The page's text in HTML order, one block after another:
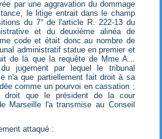
par une aggravation du dommage
le litige entrait dans le champ
du 7° de l'article R. 222-13 du
et du deuxième alinéa de
code et était donc au nombre de
administratif statue en premier et
de là que la requête de Mme A...
jugement par lequel le tribunal
n'a que partiellement fait droit à sa
comme un pourvoi en cassation ;
que le président de la cour
Marseille l'a transmise au Conseil
attaqué :